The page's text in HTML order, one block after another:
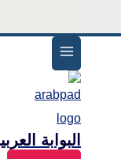
البوابة